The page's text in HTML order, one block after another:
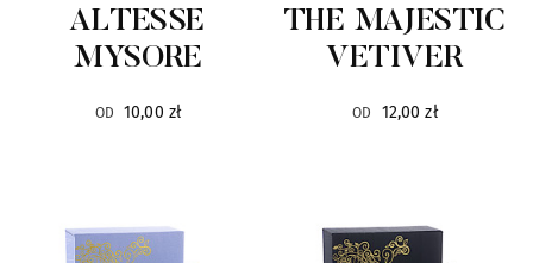
Esteban Paris 98
Evidens 34
ALTESSE
MYSORE
OD 10,00 zł
THE MAJESTIC
VETIVER
OD 12,00 zł